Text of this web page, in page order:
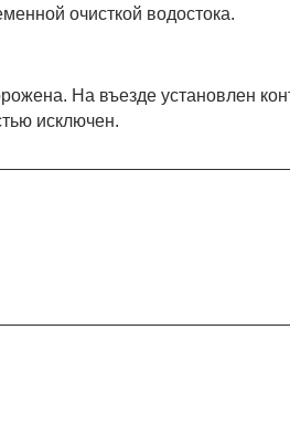
очисткой водостока.
На въезде установлен
исключен.